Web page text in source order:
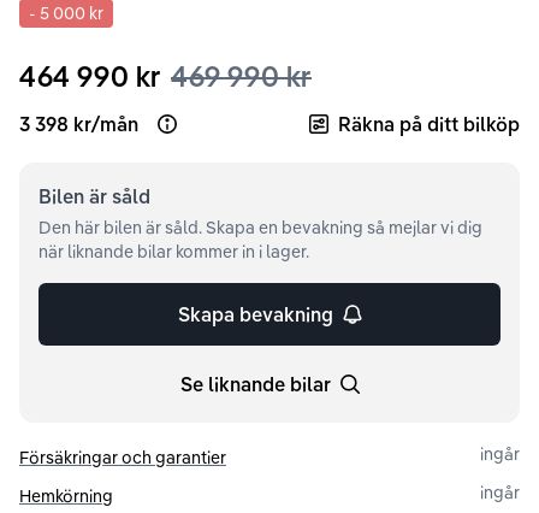
- 5 000 kr
464 990 kr 469 990 kr
3 398 kr/mån Open loan example Räkna på ditt bilköp
Bilen är såld
Den här bilen är såld. Skapa en bevakning så mejlar vi dig
när liknande bilar kommer in i lager.
Skapa bevakning
Se liknande bilar
Försäkringar och garantier
ingår
Hemkörning
ingår